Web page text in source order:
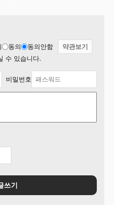
동의 동의안함
약관보기
수 있습니다.
비밀번호
쓰기